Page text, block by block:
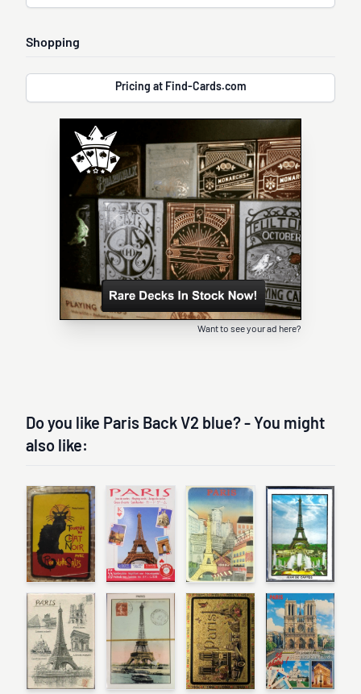
Shopping
Pricing at Find-Cards.com
Want to see your ad here?
Do you like Paris Back V2 blue? - You might
also like: